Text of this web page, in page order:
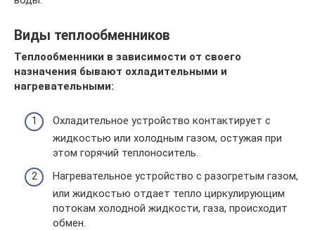
Виды теплообменников
Теплообменники в зависимости от своего
назначения бывают охладительными и
нагревательными:
Охладительное устройство контактирует с
жидкостью или холодным газом, остужая при
этом горячий теплоноситель.
Нагревательное устройство с разогретым газом,
или жидкостью отдает тепло циркулирующим
потокам холодной жидкости, газа, происходит
обмен.